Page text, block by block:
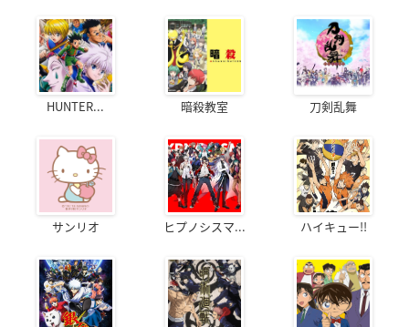
HUNTER... 暗殺教室 刀剣乱舞
サンリオ ヒプノシスマ... ハイキュー!!